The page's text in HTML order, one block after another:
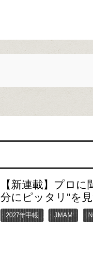
【新連載】プロ
分にピッタリ"を
2027年手帳 JMAM